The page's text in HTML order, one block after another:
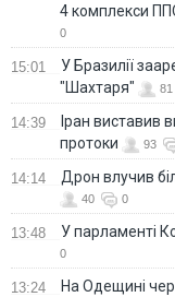
4 комплекси
0
15:01
У Бразилії
"Шахтаря"
81
14:39
Іран виставив
протоки
93
14:14 Дрон влучив
40 0
13:48 У парламенті
0
13:24
На Одещині